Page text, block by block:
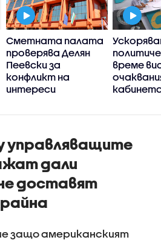
Сметната палата
проверява Делян
Пеевски за
конфликт на
интереси
време
управляващите
дали
доставят
защо американският